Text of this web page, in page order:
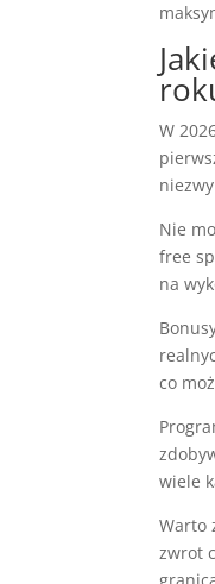
W
Nie
free
na
co
wiele
Warto
zwrot